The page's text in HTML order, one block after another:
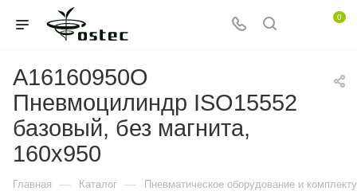
0
A16160950O
Пневмоцилиндр ISO15552
базовый, без магнита,
160x950
Главная — Каталог — Пневматическое оборудование и